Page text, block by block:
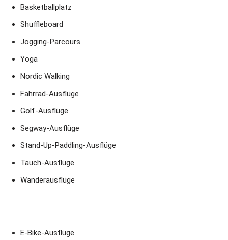
Basketballplatz
Shuffleboard
Jogging-Parcours
Yoga
Nordic Walking
Fahrrad-Ausflüge
Golf-Ausflüge
Segway-Ausflüge
Stand-Up-Paddling-Ausflüge
Tauch-Ausflüge
Wanderausflüge
E-Bike-Ausflüge